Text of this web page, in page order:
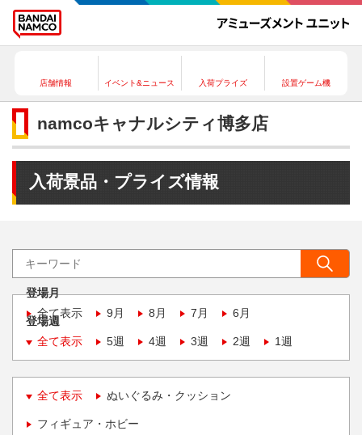
店舗情報 イベント&ニュース 入荷プライズ 設置ゲーム機
namcoキャナルシティ博多店
入荷景品・プライズ情報
登場月
全て表示
9月 8月 7月 6月
登場週
全て表示
5週 4週 3週 2週 1週
全て表示 ぬいぐるみ・クッション
フィギュア・ホビー